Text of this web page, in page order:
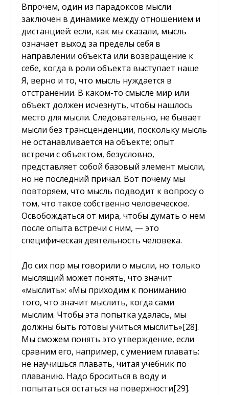
Впрочем, один из парадоксов мысли
заключен в динамике между отношением и
дистанцией: если, как мы сказали, мысль
означает выход за пределы себя в
направлении объекта или возвращение к
себе, когда в роли объекта выступает наше
Я, верно и то, что мысль нуждается в
отстранении. В каком-то смысле мир или
объект должен исчезнуть, чтобы нашлось
место для мысли. Следовательно, не бывает
мысли без трансценденции, поскольку мысль
не останавливается на объекте; опыт
встречи с объектом, безусловно,
представляет собой базовый элемент мысли,
но не последний причал. Вот почему мы
повторяем, что мысль подводит к вопросу о
том, что такое собственно человеческое.
Освобождаться от мира, чтобы думать о нем
после опыта встречи с ним, — это
специфическая деятельность человека.
До сих пор мы говорили о мысли, но только
мыслящий может понять, что значит
«мыслить»: «Мы приходим к пониманию
того, что значит мыслить, когда сами
мыслим. Чтобы эта попытка удалась, мы
должны быть готовы учиться мыслить»[28].
Мы сможем понять это утверждение, если
сравним его, например, с умением плавать:
не научишься плавать, читая учебник по
плаванию. Надо броситься в воду и
попытаться остаться на поверхности[29].